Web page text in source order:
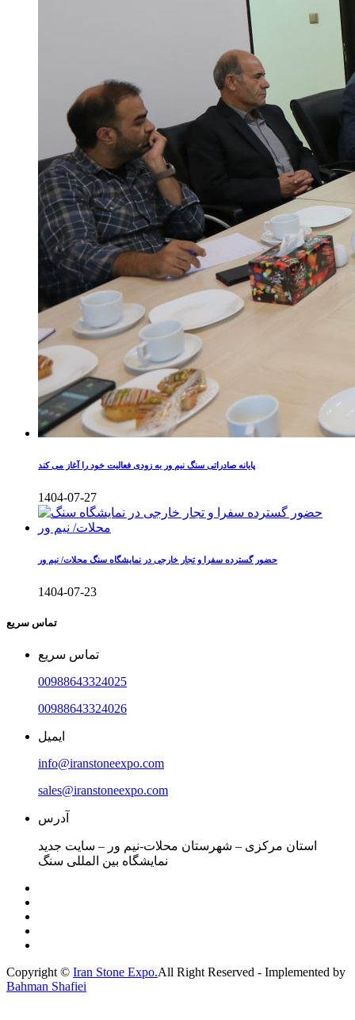
پایانه صادراتی سنگ نیم ور به زودی فعالیت خود را آغاز می کند
1404-07-27
حضور گسترده سفرا و تجار خارجی در نمایشگاه سنگ محلات/ نیم ور
1404-07-23
تماس سریع
تماس سریع
00988643324025
00988643324026
ایمیل
info@iranstoneexpo.com
sales@iranstoneexpo.com
آدرس
استان مرکزی – شهرستان محلات-نیم ور – سایت جدید
نمایشگاه بین المللی سنگ
Copyright © Iran Stone Expo.All Right Reserved - Implemented by
Bahman Shafiei